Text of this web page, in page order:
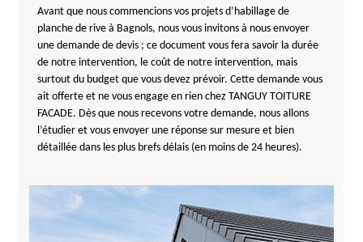
Avant que nous commencions vos projets d’habillage de
planche de rive à Bagnols, nous vous invitons à nous envoyer
une demande de devis ; ce document vous fera savoir la durée
de notre intervention, le coût de notre intervention, mais
surtout du budget que vous devez prévoir. Cette demande vous
ait offerte et ne vous engage en rien chez TANGUY TOITURE
FACADE. Dès que nous recevons votre demande, nous allons
l’étudier et vous envoyer une réponse sur mesure et bien
détaillée dans les plus brefs délais (en moins de 24 heures).